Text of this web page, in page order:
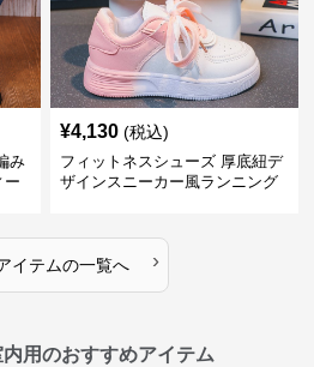
み
ー
¥4,130 (税込)
フィットネスシューズ 厚底紐デ
ザインスニーカー風ランニング
イテムの一覧へ ›
用のおすすめアイテム